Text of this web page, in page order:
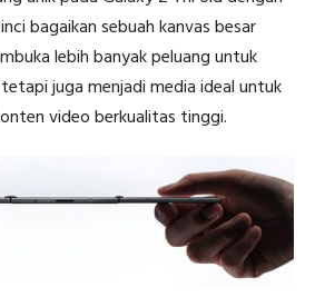
bagaikan sebuah kanvas besar
lebih banyak peluang untuk
juga menjadi media ideal untuk
video berkualitas tinggi.